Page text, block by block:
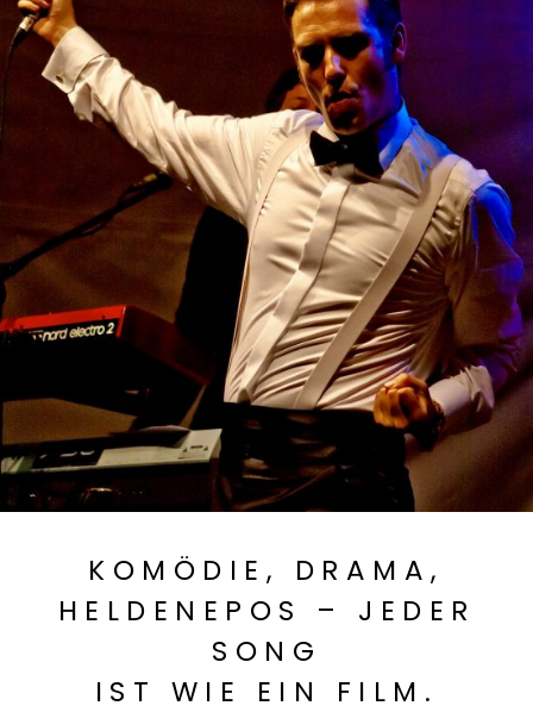
KOMÖDIE, DRAMA,
HELDENEPOS – JEDER
SONG
IST WIE EIN FILM.